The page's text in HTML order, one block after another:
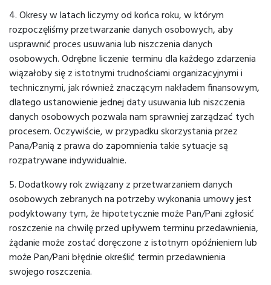
4. Okresy w latach liczymy od końca roku, w którym
rozpoczęliśmy przetwarzanie danych osobowych, aby
usprawnić proces usuwania lub niszczenia danych
osobowych. Odrębne liczenie terminu dla każdego zdarzenia
wiązałoby się z istotnymi trudnościami organizacyjnymi i
technicznymi, jak również znaczącym nakładem finansowym,
dlatego ustanowienie jednej daty usuwania lub niszczenia
danych osobowych pozwala nam sprawniej zarządzać tych
procesem. Oczywiście, w przypadku skorzystania przez
Pana/Panią z prawa do zapomnienia takie sytuacje są
rozpatrywane indywidualnie.
5. Dodatkowy rok związany z przetwarzaniem danych
osobowych zebranych na potrzeby wykonania umowy jest
podyktowany tym, że hipotetycznie może Pan/Pani zgłosić
roszczenie na chwilę przed upływem terminu przedawnienia,
żądanie może zostać doręczone z istotnym opóźnieniem lub
może Pan/Pani błędnie określić termin przedawnienia
swojego roszczenia.